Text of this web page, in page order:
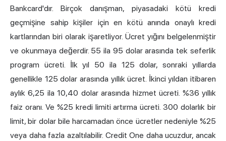
Bankcard'dır. Birçok danışman, piyasadaki kötü kredi
geçmişine sahip kişiler için en kötü anında onaylı kredi
kartlarından biri olarak işaretliyor. Ücret yığını belgelenmiştir
ve okunmaya değerdir. 55 ila 95 dolar arasında tek seferlik
program ücreti. İlk yıl 50 ila 125 dolar, sonraki yıllarda
genellikle 125 dolar arasında yıllık ücret. İkinci yıldan itibaren
aylık 6,25 ila 10,40 dolar arasında hizmet ücreti. %36 yıllık
faiz oranı. Ve %25 kredi limiti artırma ücreti. 300 dolarlık bir
limit, bir dolar bile harcamadan önce ücretler nedeniyle %25
veya daha fazla azaltılabilir. Credit One daha ucuzdur, ancak